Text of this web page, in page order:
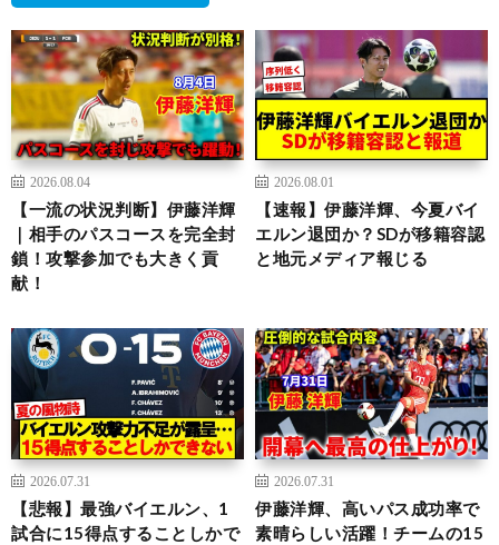
2026.08.04
【一流の状況判断】伊藤洋輝
｜相手のパスコースを完全封
鎖！攻撃参加でも大きく貢
献！
2026.08.01
【速報】伊藤洋輝、今夏バイ
エルン退団か？SDが移籍容認
と地元メディア報じる
2026.07.31
【悲報】最強バイエルン、1
試合に15得点することしかで
2026.07.31
伊藤洋輝、高いパス成功率で
素晴らしい活躍！チームの15